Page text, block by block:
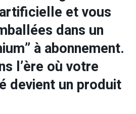
et vous
dans un
à abonnement.
l’ère où votre
devient un produit